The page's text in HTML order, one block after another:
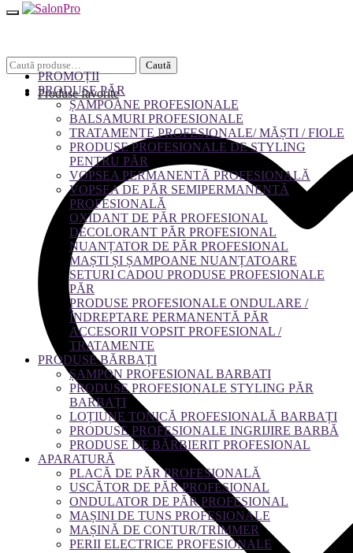
Caută
după:
Caută
Produse favorite
PROMOȚII
PRODUSE PĂR
ȘAMPOANE PROFESIONALE
BALSAMURI PROFESIONALE
TRATAMENTE PROFESIONALE/ MĂȘTI / FIOLE
PRODUSE PROFESIONALE DE STYLING
PENTRU PĂR
VOPSEA PERMANENTĂ PROFESIONALĂ
VOPSEA DE PĂR SEMIPERMANENTĂ
PROFESIONALĂ
OXIDANT DE PĂR PROFESIONAL
DECOLORANT PĂR PROFESIONAL
NUANȚATOR DE PĂR PROFESIONAL
MAȘTI ȘI ȘAMPOANE NUANȚATOARE
SETURI CADOU PRODUSE PROFESIONALE
PĂR
PRODUSE PROFESIONALE ONDULARE /
ÎNDREPTARE PERMANENTĂ PĂR
ACCESORII VOPSIT PROFESIONAL /
TRATAMENTE
PRODUSE BĂRBAȚI
ȘAMPON PROFESIONAL BARBATI
PRODUSE PROFESIONALE STYLING PĂR
BARBAȚI
LOȚIUNE TONICĂ PROFESIONALĂ BARBAȚI
PRODUSE PROFESIONALE INGRIJIRE BARBĂ
PRODUSE DE BĂRBIERIT PROFESIONAL
APARATURĂ
PLACĂ DE PĂR PROFESIONALĂ
USCĂTOR DE PĂR PROFESIONAL
ONDULATOR DE PĂR PROFESIONAL
MAȘINI DE TUNS PROFESIONALE
MAȘINĂ DE CONTUR/TRIMMER
PERII ELECTRICE PROFESIONALE